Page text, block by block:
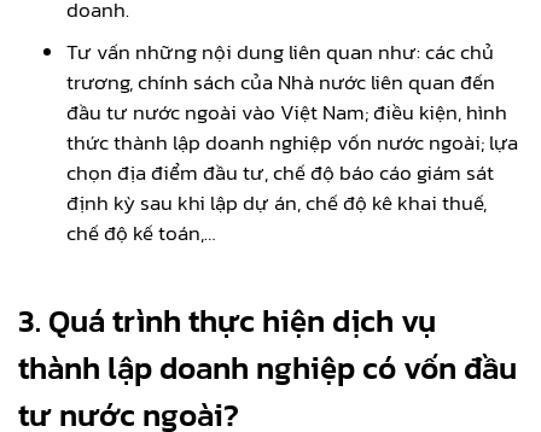
doanh.
Tư vấn những nội dung liên quan như: các chủ
trương, chính sách của Nhà nước liên quan đến
đầu tư nước ngoài vào Việt Nam; điều kiện, hình
thức thành lập doanh nghiệp vốn nước ngoài; lựa
chọn địa điểm đầu tư, chế độ báo cáo giám sát
định kỳ sau khi lập dự án, chế độ kê khai thuế,
chế độ kế toán,…
3. Quá trình thực hiện dịch vụ
thành lập doanh nghiệp có vốn đầu
tư nước ngoài?